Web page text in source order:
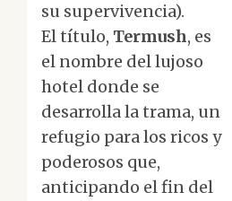
su supervivencia).
El título, Termush, es
el nombre del lujoso
hotel donde se
desarrolla la trama, un
refugio para los ricos y
poderosos que,
anticipando el fin del